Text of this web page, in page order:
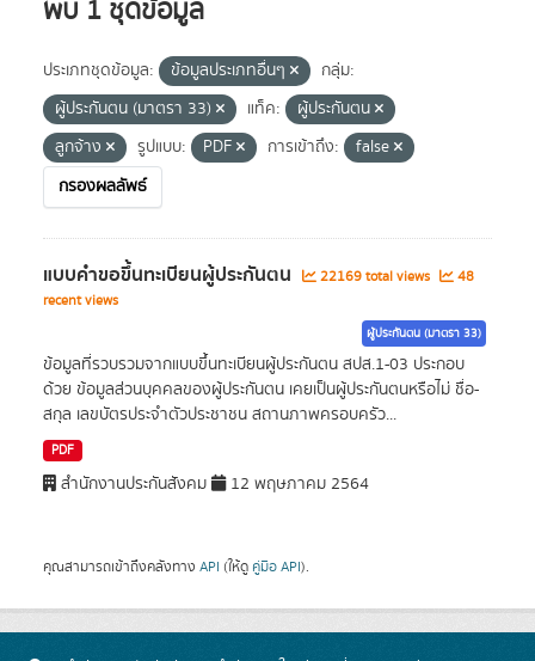
พบ 1 ชุดข้อมูล
ประเภทชุดข้อมูล: ข้อมูลประเภทอื่นๆ
กลุ่ม:
ผู้ประกันตน (มาตรา 33)
แท็ค:
ผู้ประกันตน
ลูกจ้าง
รูปแบบ: PDF การเข้าถึง:
false
กรองผลลัพธ์
แบบคำขอขึ้นทะเบียนผู้ประกันตน 22169 total views
48
recent views
ผู้ประกันตน (มาตรา 33)
ข้อมูลที่รวบรวมจากแบบขึ้นทะเบียนผู้ประกันตน สปส.1-03 ประกอบ
ด้วย ข้อมูลส่วนบุคคลของผู้ประกันตน เคยเป็นผู้ประกันตนหรือไม่ ชื่อ-
สกุล เลขบัตรประจำตัวประชาชน สถานภาพครอบครัว...
PDF
สำนักงานประกันสังคม 12 พฤษภาคม 2564
คุณสามารถเข้าถึงคลังทาง API (ให้ดู คู่มือ API).